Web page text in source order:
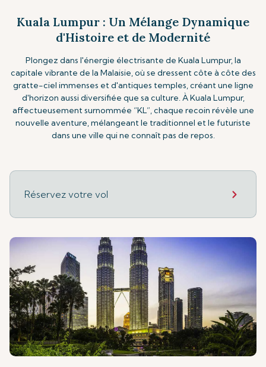
Kuala Lumpur : Un Mélange Dynamique
d'Histoire et de Modernité
Plongez dans l'énergie électrisante de Kuala Lumpur, la
capitale vibrante de la Malaisie, où se dressent côte à côte des
gratte-ciel immenses et d'antiques temples, créant une ligne
d'horizon aussi diversifiée que sa culture. À Kuala Lumpur,
affectueusement surnommée “KL”, chaque recoin révèle une
nouvelle aventure, mélangeant le traditionnel et le futuriste
dans une ville qui ne connaît pas de repos.
Réservez votre vol